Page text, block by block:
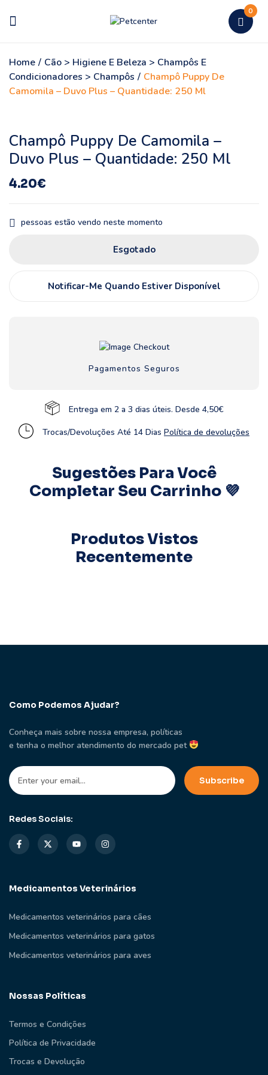
0
Home / Cão > Higiene E Beleza > Champôs E
Condicionadores > Champôs / Champô Puppy De
Camomila – Duvo Plus – Quantidade: 250 Ml
Champô Puppy De Camomila –
Duvo Plus – Quantidade: 250 Ml
4.20€
pessoas estão vendo neste momento
Esgotado
Notificar-Me Quando Estiver Disponível
Pagamentos Seguros
Entrega em 2 a 3 dias úteis. Desde 4,50€
Trocas/Devoluções Até 14 Dias Política de devoluções
Sugestões Para Você
Completar Seu Carrinho 💜
Produtos Vistos
Recentemente
Como Podemos Ajudar?
Conheça mais sobre nossa empresa, políticas
e tenha o melhor atendimento do mercado pet
Redes Sociais:
Medicamentos Veterinários
Medicamentos veterinários para cães
Medicamentos veterinários para gatos
Medicamentos veterinários para aves
Nossas Políticas
Termos e Condições
Política de Privacidade
Trocas e Devolução